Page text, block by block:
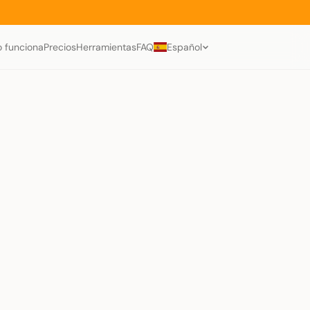
funcionaPreciosHerramientasFAQ Español